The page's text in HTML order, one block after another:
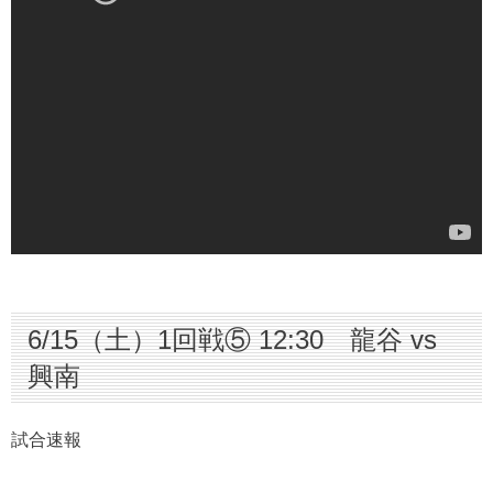
6/15（土）1回戦⑤ 12:30 龍谷 vs
興南
試合速報